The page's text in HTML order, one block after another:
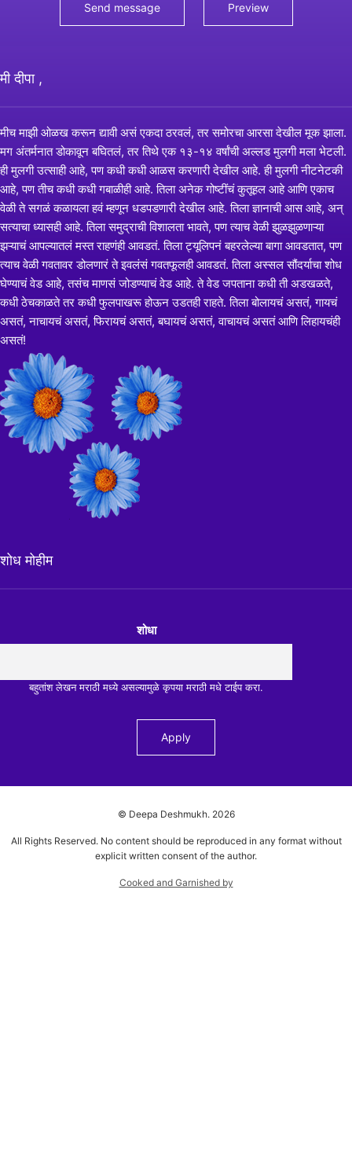
मी दीपा ,
मीच माझी ओळख करून द्यावी असं एकदा ठरवलं, तर समोरचा आरसा देखील मूक झाला.
मग अंतर्मनात डोकावून बघितलं, तर तिथे एक १३-१४ वर्षांची अल्लड मुलगी मला भेटली.
ही मुलगी उत्साही आहे, पण कधी कधी आळस करणारी देखील आहे. ही मुलगी नीटनेटकी
आहे, पण तीच कधी कधी गबाळीही आहे. तिला अनेक गोष्टींचं कुतूहल आहे आणि एकाच
वेळी ते सगळं कळायला हवं म्हणून धडपडणारी देखील आहे. तिला ज्ञानाची आस आहे, अन्
सत्याचा ध्यासही आहे. तिला समुद्राची विशालता भावते, पण त्याच वेळी झुळझुळणाऱ्या
झऱ्याचं आपल्यातलं मस्त राहणंही आवडतं. तिला ट्यूलिपनं बहरलेल्या बागा आवडतात, पण
त्याच वेळी गवतावर डोलणारं ते इवलंसं गवतफूलही आवडतं. तिला अस्सल सौंदर्याचा शोध
घेण्याचं वेड आहे, तसंच माणसं जोडण्याचं वेड आहे. ते वेड जपताना कधी ती अडखळते,
कधी ठेचकाळते तर कधी फुलपाखरू होऊन उडतही राहते. तिला बोलायचं असतं, गायचं
असतं, नाचायचं असतं, फिरायचं असतं, बघायचं असतं, वाचायचं असतं आणि लिहायचंही
असतं!
शोध मोहीम
शोधा
बहुतांश लेखन मराठी मध्ये असल्यामुळे कृपया मराठी मधे टाईप करा.
© Deepa Deshmukh. 2026
All Rights Reserved. No content should be reproduced in any format without
explicit written consent of the author.
Cooked and Garnished by